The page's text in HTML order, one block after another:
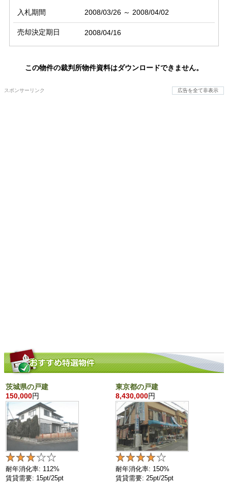
入札期間 2008/03/26 ～ 2008/04/02
売却決定期日 2008/04/16
この物件の裁判所物件資料はダウンロードできません。
スポンサーリンク 広告を全て非表示
茨城県の戸建
150,000円
耐年消化率: 112%
賃貸需要: 15pt/25pt
東京都の戸建
8,430,000円
耐年消化率: 150%
賃貸需要: 25pt/25pt